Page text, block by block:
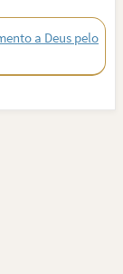
a Deus pelo